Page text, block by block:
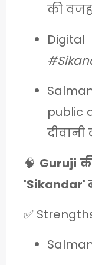
की
public
दीवानी
🧠 Guruji
'Sikandar'
✅